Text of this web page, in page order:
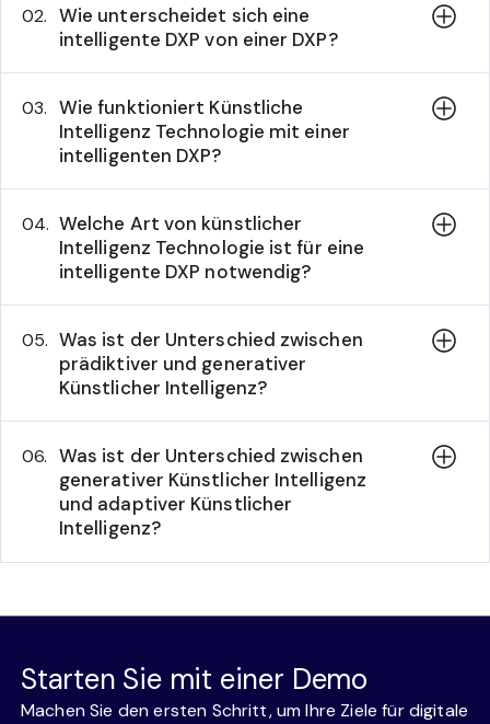
02. Wie unterscheidet sich eine
intelligente DXP von einer DXP?
03. Wie funktioniert Künstliche
Intelligenz Technologie mit einer
intelligenten DXP?
04. Welche Art von künstlicher
Intelligenz Technologie ist für eine
intelligente DXP notwendig?
05. Was ist der Unterschied zwischen
prädiktiver und generativer
Künstlicher Intelligenz?
06. Was ist der Unterschied zwischen
generativer Künstlicher Intelligenz
und adaptiver Künstlicher
Intelligenz?
Starten Sie mit einer Demo
Machen Sie den ersten Schritt, um Ihre Ziele für digitale